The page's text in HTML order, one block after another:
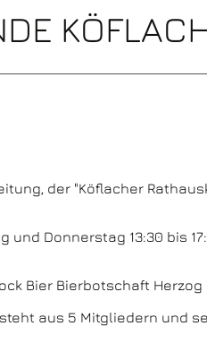
der "Köflacher
Donnerstag 13:30 bis
Bier Bierbotschaft Herzog
aus 5 Mitgliedern und